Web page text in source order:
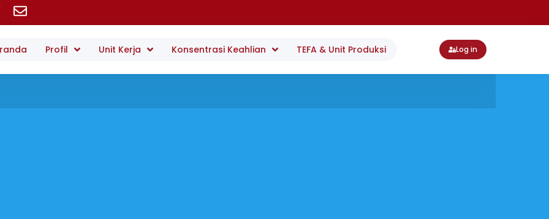
Profil Unit Kerja Konsentrasi Keahlian TEFA & Unit Produksi Log in